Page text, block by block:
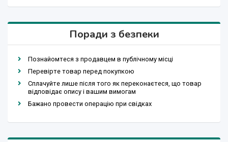
Поради з безпеки
Познайомтеся з продавцем в публічному місці
Перевірте товар перед покупкою
Сплачуйте лише після того як переконаєтеся, що товар
відповідає опису і вашим вимогам
Бажано провести операцію при свідках